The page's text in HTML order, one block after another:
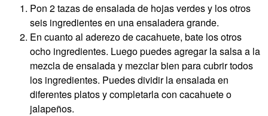
Pon 2 tazas de ensalada de hojas verdes y los otros
seis ingredientes en una ensaladera grande.
En cuanto al aderezo de cacahuete, bate los otros
ocho ingredientes. Luego puedes agregar la salsa a la
mezcla de ensalada y mezclar bien para cubrir todos
los ingredientes. Puedes dividir la ensalada en
diferentes platos y completarla con cacahuete o
jalapeños.